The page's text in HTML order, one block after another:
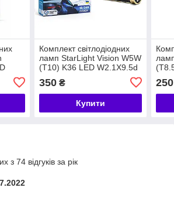
Комплект світлодіодних
ламп StarLight Vision W5W
(T10) K36 LED W2.1X9.5d
350₴
Купити
250
з 74 відгуків за рік